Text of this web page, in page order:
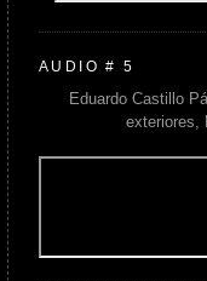
AUDIO # 5
Eduardo Castillo
exteriores,